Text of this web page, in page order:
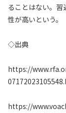
ることはない。
性が高いという。
◇出典
https://
https://